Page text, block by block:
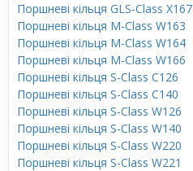
Поршневі кільця GLS-Class X167
Поршневі кільця M-Class W163
Поршневі кільця M-Class W164
Поршневі кільця M-Class W166
Поршневі кільця S-Class C126
Поршневі кільця S-Class C140
Поршневі кільця S-Class W126
Поршневі кільця S-Class W140
Поршневі кільця S-Class W220
Поршневі кільця S-Class W221